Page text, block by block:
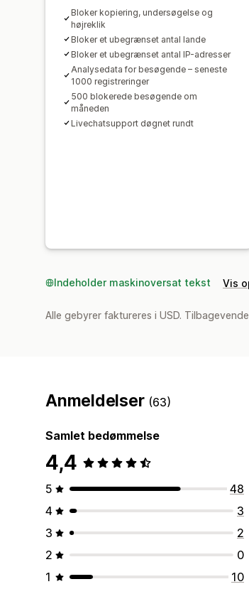
Bloker kopiering, undersøgelse og
højreklik
Bloker et ubegrænset antal lande
Bloker et ubegrænset antal IP-adresser
Analysedata for besøgende – seneste
1000 registreringer
500 blokerede besøgende om
måneden
Livechatsupport døgnet rundt
Indeholder maskinoversat tekst Vis
Alle gebyrer faktureres i USD.
Anmeldelser (63)
Samlet bedømmelse
4,4
5
48
4
3
3
2
2
0
1
10